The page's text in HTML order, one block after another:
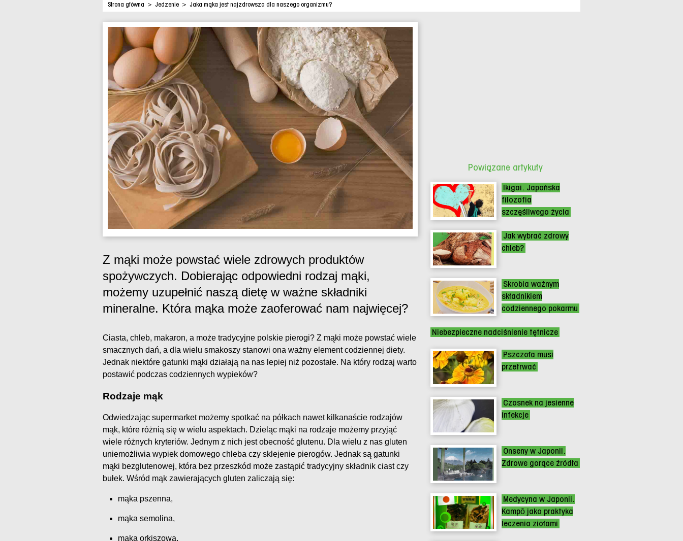
Strona główna > Jedzenie > Jaka mąka jest najzdrowsza dla naszego organizmu?
Z mąki może powstać wiele zdrowych produktów
spożywczych. Dobierając odpowiedni rodzaj mąki,
możemy uzupełnić naszą dietę w ważne składniki
mineralne. Która mąka może zaoferować nam najwięcej?
Ciasta, chleb, makaron, a może tradycyjne polskie pierogi? Z mąki może powstać wiele
smacznych dań, a dla wielu smakoszy stanowi ona ważny element codziennej diety.
Jednak niektóre gatunki mąki działają na nas lepiej niż pozostałe. Na który rodzaj warto
postawić podczas codziennych wypieków?
Rodzaje mąk
Odwiedzając supermarket możemy spotkać na półkach nawet kilkanaście rodzajów
mąk, które różnią się w wielu aspektach. Dzieląc mąki na rodzaje możemy przyjąć
wiele różnych kryteriów. Jednym z nich jest obecność glutenu. Dla wielu z nas gluten
uniemożliwia wypiek domowego chleba czy sklejenie pierogów. Jednak są gatunki
mąki bezglutenowej, która bez przeszkód może zastąpić tradycyjny składnik ciast czy
bułek. Wśród mąk zawierających gluten zaliczają się:
mąka pszenna,
mąka semolina,
mąka orkiszowa,
Powiązane artykuły
Ikigai. Japońska
filozofia
szczęśliwego życia
Jak wybrać zdrowy
chleb?
Skrobia ważnym
składnikiem
codziennego pokarmu
Niebezpieczne nadciśnienie tętnicze
Pszczoła musi
przetrwać
Czosnek na jesienne
infekcje
Onseny w Japonii.
Zdrowe gorące źródła
Medycyna w Japonii.
Kampō jako praktyka
leczenia ziołami